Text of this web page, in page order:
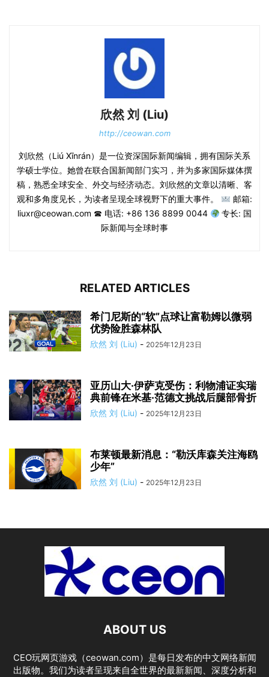
欣然 刘 (Liu)
http://ceowan.com
刘欣然（Liú Xīnrán）是一位资深国际新闻编辑，拥有国际关系
学硕士学位。她曾在联合国新闻部门实习，并为多家国际媒体撰
稿，熟悉全球安全、外交与经济动态。刘欣然的文章以清晰、客
观和多角度见长，为读者呈现全球视野下的重大事件。
邮箱:
liuxr@ceowan.com ☎ 电话: +86 136 8899 0044
专长: 国
际新闻与全球时事
RELATED ARTICLES
希门尼斯的“软”点球让富勒姆以微弱
优势险胜森林队
欣然 刘 (Liu) - 2025年12月23日
亚历山大·伊萨克受伤：利物浦证实瑞
典前锋在米基·范德文挑战后腿部骨折
欣然 刘 (Liu) - 2025年12月23日
布莱顿最新消息：“勒沃库森关注海鸥
少年”
欣然 刘 (Liu) - 2025年12月23日
ABOUT US
CEO玩网页游戏（ceowan.com）是每日发布的中文网络新闻
出版物。我们为读者呈现来自全世界的最新新闻、深度分析和